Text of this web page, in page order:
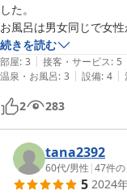
した。
お風呂は男女同じで女
合っていましたので
かったです。
今度は近くの温泉を利用
また利用させていただき
続きを読む
部屋: 3 | 接客・サービス: 5
温泉・お風呂: 3 | 設備: 4 |
2 283
tana2392
60代/男性 |47件の
5 2024